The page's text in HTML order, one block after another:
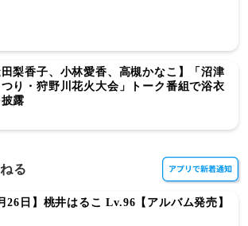
田梨香子、小林愛香、高槻かなこ】「沼津
り・狩野川花火大会」トーク番組で浴衣
露
る
26日】桃井はるこ Lv.96【アルバム発売】